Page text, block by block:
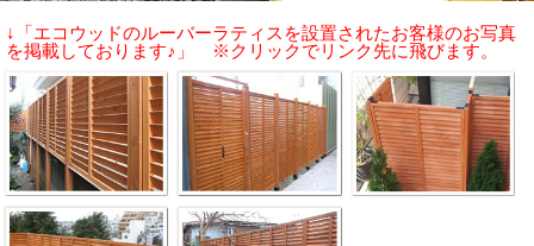
↓「エコウッドのルーバーラティスを設置されたお客様のお写真
を掲載しております♪」 ※クリックでリンク先に飛びます。